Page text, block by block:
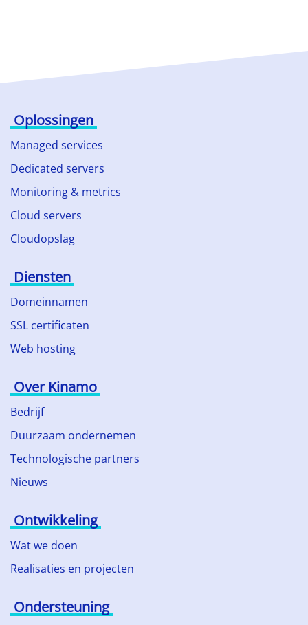
Oplossingen
Managed services
Dedicated servers
Monitoring & metrics
Cloud servers
Cloudopslag
Diensten
Domeinnamen
SSL certificaten
Web hosting
Over Kinamo
Bedrijf
Duurzaam ondernemen
Technologische partners
Nieuws
Ontwikkeling
Wat we doen
Realisaties en projecten
Ondersteuning